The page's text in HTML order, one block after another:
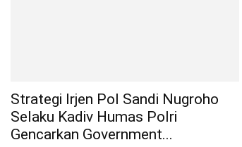
Strategi Irjen Pol Sandi Nugroho
Selaku Kadiv Humas Polri
Gencarkan Government...